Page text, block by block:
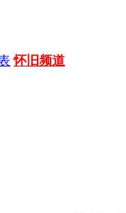
怀旧频道